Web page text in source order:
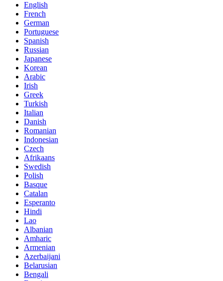
English
French
German
Portuguese
Spanish
Russian
Japanese
Korean
Arabic
Irish
Greek
Turkish
Italian
Danish
Romanian
Indonesian
Czech
Afrikaans
Swedish
Polish
Basque
Catalan
Esperanto
Hindi
Lao
Albanian
Amharic
Armenian
Azerbaijani
Belarusian
Bengali